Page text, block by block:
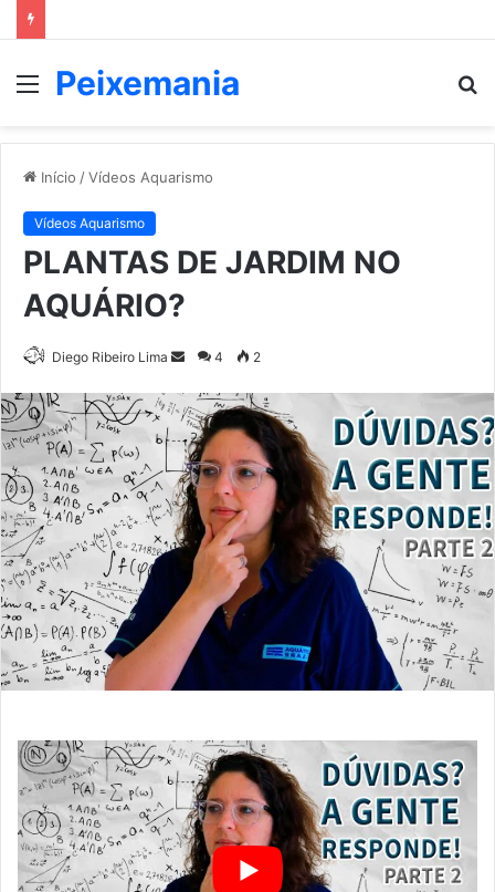
Menu
Peixemania
Início /Vídeos Aquarismo
Vídeos Aquarismo
PLANTAS DE JARDIM NO
AQUÁRIO?
Diego Ribeiro Lima
Mande
e-
mail
4 2